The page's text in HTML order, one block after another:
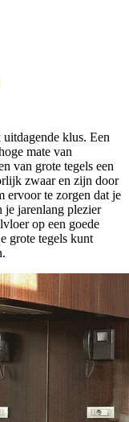
klus. Een
mate van
van grote tegels een
zwaar en zijn door
ervoor te zorgen dat je
je jarenlang plezier
op een goede
grote tegels kunt